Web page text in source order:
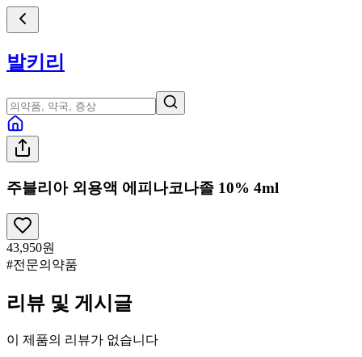
발키리
주블리아 외용액 에피나코나졸 10% 4ml
43,950원
#전문의약품
리뷰 및 게시글
이 제품의 리뷰가 없습니다